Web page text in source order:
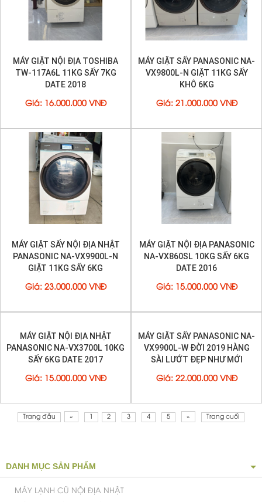
MÁY GIẶT NỘI ĐỊA TOSHIBA
TW-117A6L 11KG SẤY 7KG
DATE 2018
Giá: 16.000.000 VNĐ
MÁY GIẶT SẤY PANASONIC NA-
VX9800L-N GIẶT 11KG SẤY
KHÔ 6KG
Giá: 21.000.000 VNĐ
MÁY GIẶT SẤY NỘI ĐỊA NHẬT
PANASONIC NA-VX9900L-N
GIẶT 11KG SẤY 6KG
Giá: 23.000.000 VNĐ
MÁY GIẶT NỘI ĐỊA PANASONIC
NA-VX860SL 10KG SẤY 6KG
DATE 2016
Giá: 15.000.000 VNĐ
Giá:15.000.000 VNĐ